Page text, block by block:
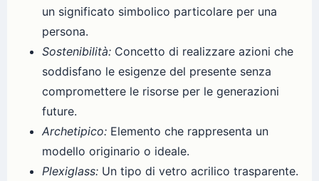
un significato simbolico particolare per una
persona.
Sostenibilità: Concetto di realizzare azioni che
soddisfano le esigenze del presente senza
compromettere le risorse per le generazioni
future.
Archetipico: Elemento che rappresenta un
modello originario o ideale.
Plexiglass: Un tipo di vetro acrilico trasparente.